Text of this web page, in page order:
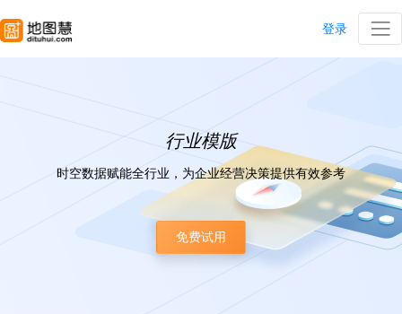
登录
行业模版
时空数据赋能全行业，为企业经营决策提供有效参考
免费试用